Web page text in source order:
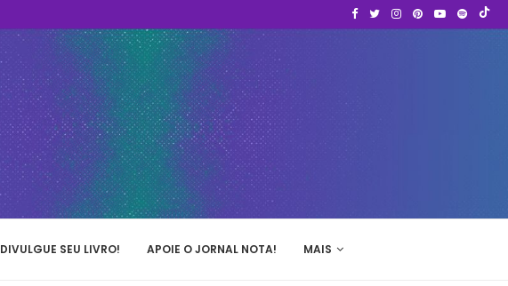
DIVULGUE SEU LIVRO! APOIE O JORNAL NOTA! MAIS